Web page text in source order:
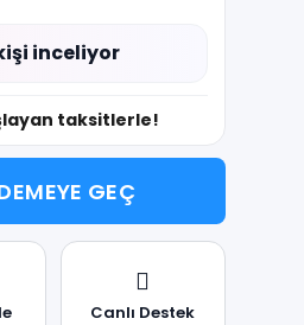
inceliyor
taksitlerle!
GEÇ
Canlı Destek